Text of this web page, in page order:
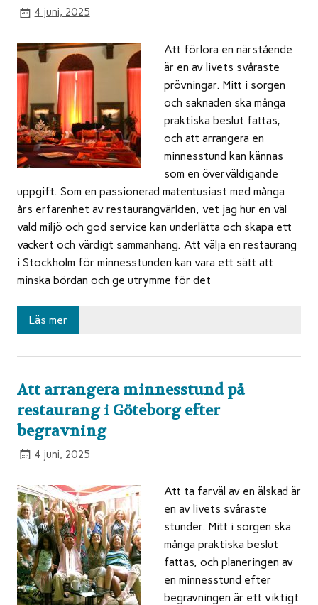
4 juni, 2025
Att förlora en närstående
är en av livets svåraste
prövningar. Mitt i sorgen
och saknaden ska många
praktiska beslut fattas,
och att arrangera en
minnesstund kan kännas
som en överväldigande
uppgift. Som en passionerad matentusiast med många
års erfarenhet av restaurangvärlden, vet jag hur en väl
vald miljö och god service kan underlätta och skapa ett
vackert och värdigt sammanhang. Att välja en restaurang
i Stockholm för minnesstunden kan vara ett sätt att
minska bördan och ge utrymme för det
Läs mer
Att arrangera minnesstund på
restaurang i Göteborg efter
begravning
4 juni, 2025
Att ta farväl av en älskad är
en av livets svåraste
stunder. Mitt i sorgen ska
många praktiska beslut
fattas, och planeringen av
en minnesstund efter
begravningen är ett viktigt